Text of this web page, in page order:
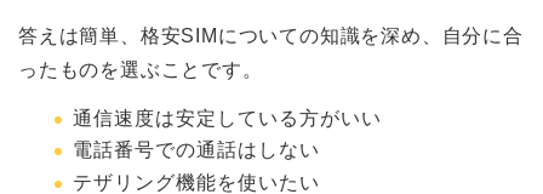
答えは簡単、格安SIMについての知識を深め、自分に合
ったものを選ぶことです。
通信速度は安定している方がいい
電話番号での通話はしない
テザリング機能を使いたい